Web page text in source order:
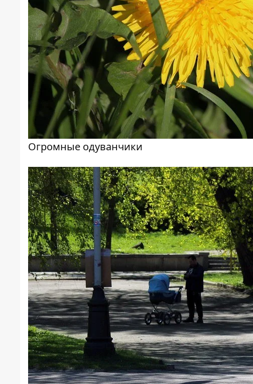
Огромные одуванчики